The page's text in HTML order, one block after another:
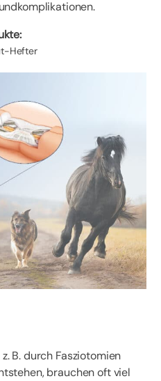
Hefter
B. durch Fasziotomien
brauchen oft viel